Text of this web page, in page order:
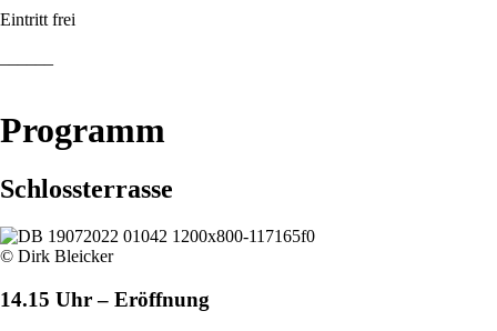
Eintritt frei
Programm
Schlossterrasse
© Dirk Bleicker
14.15 Uhr – Eröffnung